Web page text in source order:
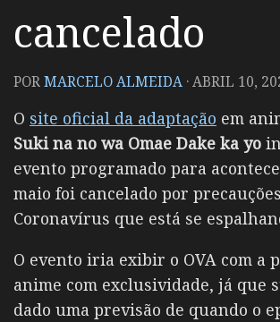
cancelado
PORMARCELO ALMEIDA ·ABRIL 10,
O site oficial da adaptação em
Suki na no wa Omae Dake ka yo
evento programado para
maio foi cancelado por
Coronavírus que está se
O evento iria exibir o OVA com a
anime com exclusividade, já que
dado uma previsão de quando o